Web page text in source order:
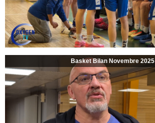
Basket Bilan Novembre 2025